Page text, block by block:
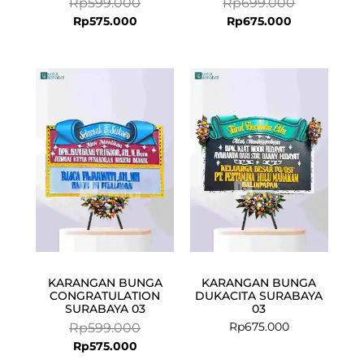
Rp575.000 Rp675.000
KARANGAN BUNGA
CONGRATULATION
SURABAYA 03
Rp599.000
Rp599.000.
Rp575.000
Rp575.000.
KARANGAN BUNGA
DUKACITA SURABAYA
03
Rp675.000